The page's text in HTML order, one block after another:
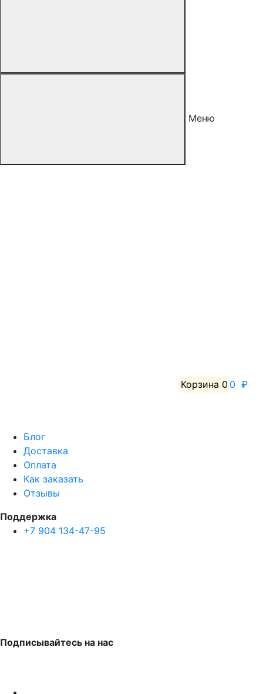
Меню
Корзина 0 0 ₽
Блог
Доставка
Оплата
Как заказать
Отзывы
Поддержка
+7 904 134-47-95
Подписывайтесь на нас